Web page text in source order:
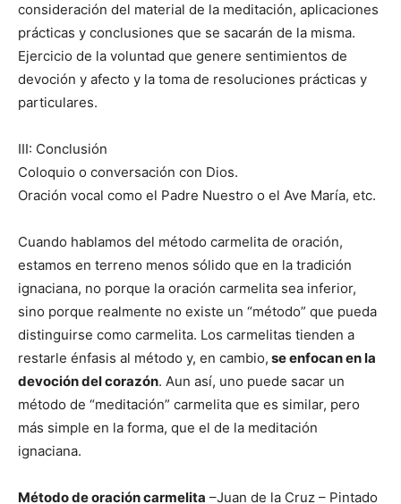
consideración del material de la meditación, aplicaciones
prácticas y conclusiones que se sacarán de la misma.
Ejercicio de la voluntad que genere sentimientos de
devoción y afecto y la toma de resoluciones prácticas y
particulares.
III: Conclusión
Coloquio o conversación con Dios.
Oración vocal como el Padre Nuestro o el Ave María, etc.
Cuando hablamos del método carmelita de oración,
estamos en terreno menos sólido que en la tradición
ignaciana, no porque la oración carmelita sea inferior,
sino porque realmente no existe un “método” que pueda
distinguirse como carmelita. Los carmelitas tienden a
restarle énfasis al método y, en cambio, se enfocan en la
devoción del corazón. Aun así, uno puede sacar un
método de “meditación” carmelita que es similar, pero
más simple en la forma, que el de la meditación
ignaciana.
Método de oración carmelita –Juan de la Cruz – Pintado